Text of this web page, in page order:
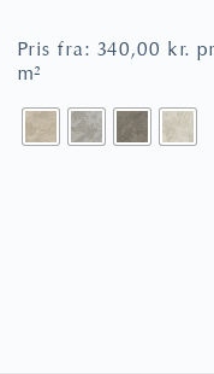
Pris fra: 340,00kr.
m²